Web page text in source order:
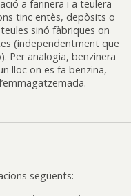
a farinera i a teulera
tinc entès, depòsits o
sinó fàbriques on
(independentment que
Per analogia, benzinera
lloc on es fa benzina,
següents: